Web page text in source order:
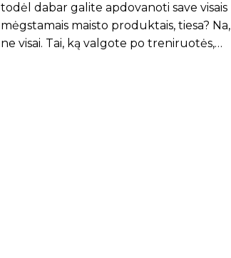
todėl dabar galite apdovanoti save visais
mėgstamais maisto produktais, tiesa? Na,
ne visai. Tai, ką valgote po treniruotės,